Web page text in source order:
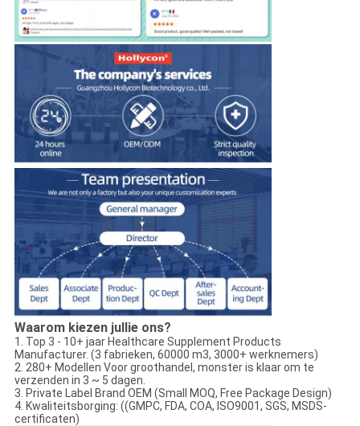
Waarom kiezen jullie ons?
1. Top 3 - 10+ jaar Healthcare Supplement Products
Manufacturer. (3 fabrieken, 60000 m3, 3000+ werknemers)
2. 280+ Modellen Voor groothandel, monster is klaar om te
verzenden in 3 ~ 5 dagen.
3. Private Label Brand OEM (Small MOQ, Free Package Design)
4. Kwaliteitsborging: ((GMPC, FDA, COA, ISO9001, SGS, MSDS-
certificaten)